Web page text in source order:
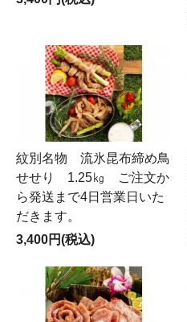
紋別名物 流氷昆布締め鳥
せせり 1.25㎏ ご注文か
ら発送まで4日営業日いた
だきます。
3,400円(税込)